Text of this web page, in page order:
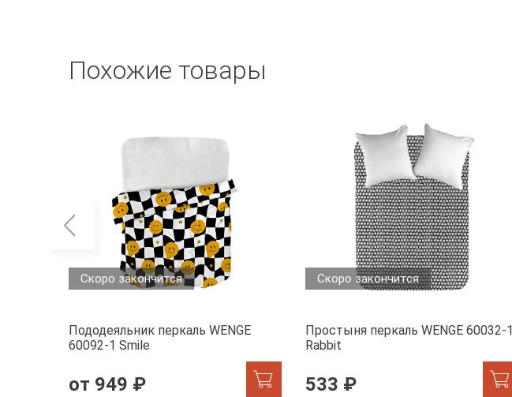
Похожие товары
Скоро закончится
Пододеяльник перкаль WENGE
60092-1 Smile
от 949 ₽
Скоро закончится
Простыня перкаль WENGE 60032-1
Rabbit
533 ₽